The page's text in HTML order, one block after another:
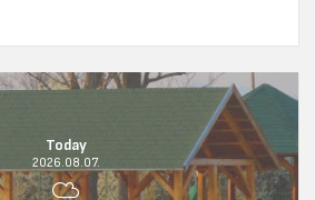
Today
2026.08.07.